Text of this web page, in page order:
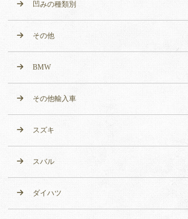
凹みの種類別
その他
BMW
その他輸入車
スズキ
スバル
ダイハツ